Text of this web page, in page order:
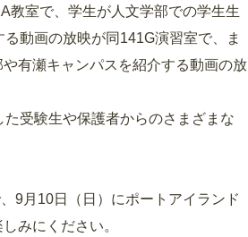
教室で、学生が人文学部での学生生
動画の放映が同141G演習室で、ま
有瀬キャンパスを紹介する動画の放
受験生や保護者からのさまざまな
9月10日（日）にポートアイランド
みにください。